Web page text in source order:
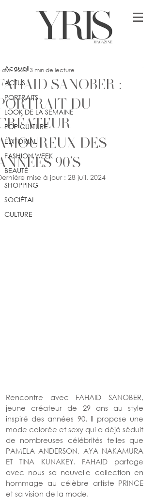
Accueil
ACTUS
PORTRAITS
LOOK DE LA SEMAINE
POP CULTURE
ÉDITORIAL
FASHION WEEK
BEAUTÉ
SHOPPING
SOCIÉTAL
CULTURE
SANOBER :
DU
DES
90’S
avr. 2023 3 min de lecture
mise à jour : 28 juil. 2024
Rencontre avec FAHAID SANOBER,
jeune créateur de 29 ans au style
inspiré des années 90. Il propose une
mode colorée et sexy qui a déjà séduit
de nombreuses célébrités telles que
PAMELA ANDERSON, AYA NAKAMURA
ET TINA KUNAKEY. FAHAID partage
avec nous sa nouvelle collection en
hommage au célèbre artiste PRINCE
et sa vision de la mode.